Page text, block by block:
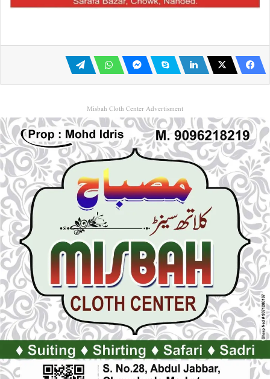
Misbah Cloth Center Advertisment